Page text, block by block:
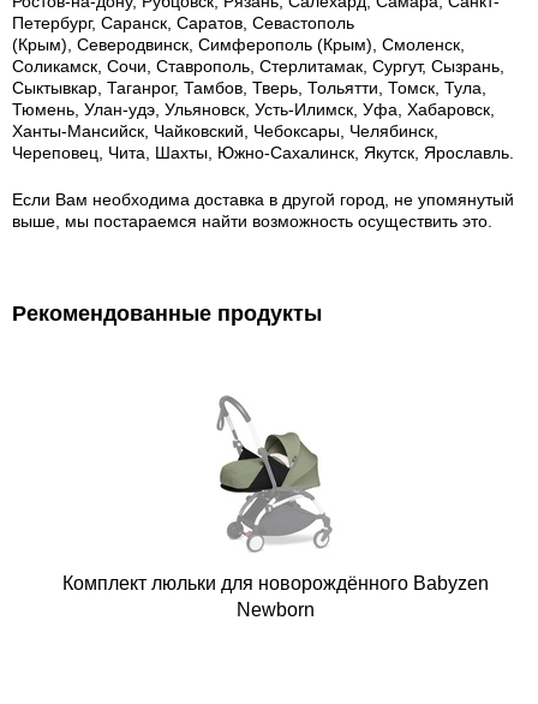
Петербург, Саранск, Саратов, Севастополь
(Крым), Северодвинск, Симферополь (Крым), Смоленск,
Соликамск, Сочи, Ставрополь, Стерлитамак, Сургут, Сызрань,
Сыктывкар, Таганрог, Тамбов, Тверь, Тольятти, Томск, Тула,
Тюмень, Улан-удэ, Ульяновск, Усть-Илимск, Уфа, Хабаровск,
Ханты-Мансийск, Чайковский, Чебоксары, Челябинск,
Череповец, Чита, Шахты, Южно-Сахалинск, Якутск, Ярославль.
Если Вам необходима доставка в другой город, не упомянутый
выше, мы постараемся найти возможность осуществить это.
Рекомендованные продукты
Комплект люльки для новорождённого Babyzen
Newborn